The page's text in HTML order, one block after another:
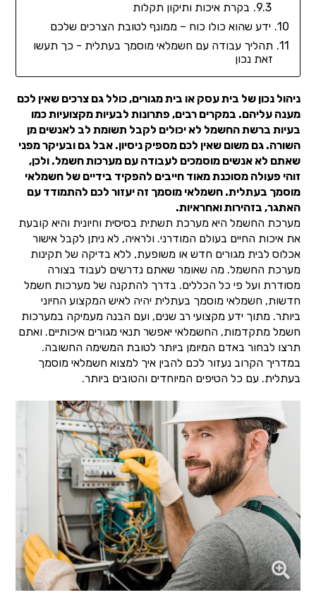
בקרת איכות ותיקון תקלות
ידע שהוא כולו כוח – ממונף לטובת הצרכים שלכם
תהליך עבודה עם חשמלאי מוסמך בעתלית - כך תעשו
זאת נכון
ניהול נכון של בית עסק או בית מגורים, כולל גם צרכים שאין לכם
מענה עליהם. במקרים רבים, פתרונות לבעיות מקצועיות כמו
בעיות ברשת החשמל לא יכולים לקבל תשומת לב לאנשים מן
השורה. גם משום שאין לכם מספיק ניסיון. אבל גם ובעיקר מפני
שאתם לא אנשים מוסמכים לעבודה עם מערכות חשמל. ולכן,
זוהי פעולה מסוכנת מאוד חייבים להפקיד בידיים של חשמלאי
מוסמך בעתלית. חשמלאי מוסמך זה יעזור לכם להתמודד עם
האתגר, בזהירות ואחראיות.
מערכת החשמל היא מערכת תשתית בסיסית וחיונית והיא קובעת
את איכות החיים בעולם המודרני. ולראיה, לא ניתן לקבל אישור
אכלוס לבית מגורים חדש או משופעת, ללא בדיקה של תקינות
מערכת החשמל. מה שאומר שאתם נדרשים לעבוד בצורה
מסודרת ועל פי כל הכללים. בדרך להתקנה של מערכות חשמל
חדשות, חשמלאי מוסמך בעתלית יהיה לאיש המקצוע החיוני
ביותר. מתוך ידע מקצועי רב שנים, ועם הבנה מעמיקה במערכות
חשמל מתקדמות, החשמלאי יאפשר תנאי מגורים איכותיים. ואתם
תרצו לבחור באדם המיומן ביותר לטובת המשימה החשובה.
במדריך הקרוב נעזור לכם להבין איך למצוא חשמלאי מוסמך
בעתלית. עם כל הטיפים המיוחדים והטובים ביותר.